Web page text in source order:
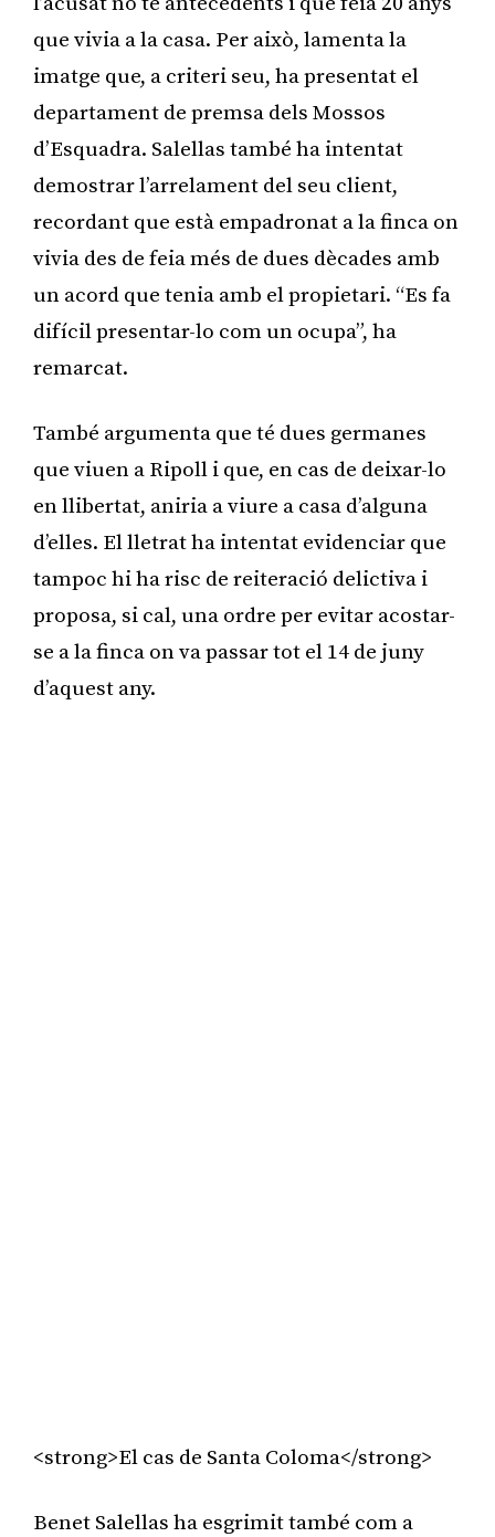
que vivia a la casa. Per això, lamenta la
imatge que, a criteri seu, ha presentat el
departament de premsa dels Mossos
d’Esquadra. Salellas també ha intentat
demostrar l’arrelament del seu client,
recordant que està empadronat a la finca on
vivia des de feia més de dues dècades amb
un acord que tenia amb el propietari. “Es fa
difícil presentar-lo com un ocupa”, ha
remarcat.
També argumenta que té dues germanes
que viuen a Ripoll i que, en cas de deixar-lo
en llibertat, aniria a viure a casa d’alguna
d’elles. El lletrat ha intentat evidenciar que
tampoc hi ha risc de reiteració delictiva i
proposa, si cal, una ordre per evitar acostar-
se a la finca on va passar tot el 14 de juny
d’aquest any.
<strong>El cas de Santa Coloma</strong>
Benet Salellas ha esgrimit també com a